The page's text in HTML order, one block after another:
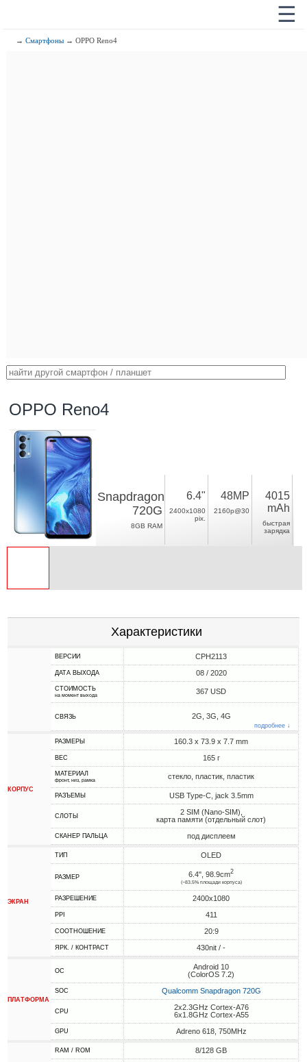
☰
→Смартфоны → OPPO Reno4
OPPO Reno4
Snapdragon
720G
8GB RAM
6.4"
2400x1080
pix.
48MP
2160p@30
4015
mAh
быстрая
зарядка
Характеристики
ВЕРСИИ CPH2113
ДАТА ВЫХОДА 08 / 2020
СТОИМОСТЬ
на момент выхода 367 USD
СВЯЗЬ 2G, 3G, 4G
подробнее ↓
КОРПУС
РАЗМЕРЫ 160.3 x 73.9 x 7.7 mm
ВЕС 165 г
МАТЕРИАЛ
фронт, низ, рамка стекло, пластик, пластик
РАЗЪЕМЫ USB Type-C, jack 3.5mm
СЛОТЫ
2 SIM (Nano-SIM),
карта памяти (отдельный слот)
СКАНЕР ПАЛЬЦА под дисплеем
ЭКРАН
ТИП OLED
РАЗМЕР 6.4", 98.9cm2
(~83.5% площади корпуса)
РАЗРЕШЕНИЕ 2400x1080
PPI 411
СООТНОШЕНИЕ 20:9
ЯРК. / КОНТРАСТ 430nit / -
ПЛАТФОРМА
ОС
Android 10
(ColorOS 7.2)
SOC Qualcomm Snapdragon 720G
CPU
2x2.3GHz Cortex-A76
6x1.8GHz Cortex-A55
GPU Adreno 618, 750MHz
RAM / ROM 8/128 GB